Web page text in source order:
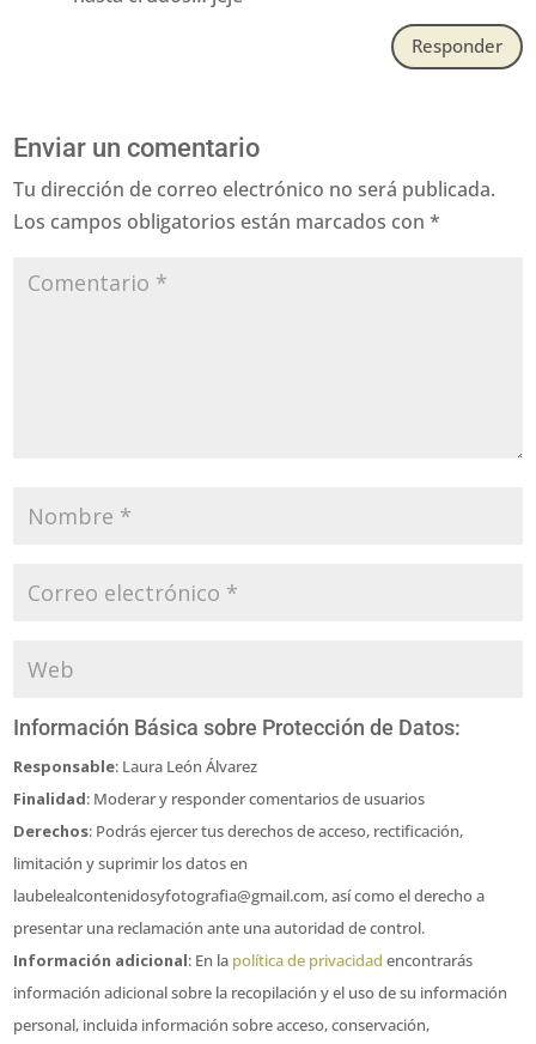
Responder
Enviar un comentario
Tu dirección de correo electrónico no será publicada.
Los campos obligatorios están marcados con*
Información Básica sobre Protección de Datos:
Responsable: Laura León Álvarez
Finalidad: Moderar y responder comentarios de usuarios
Derechos: Podrás ejercer tus derechos de acceso, rectificación,
limitación y suprimir los datos en
laubelealcontenidosyfotografia@gmail.com, así como el derecho a
presentar una reclamación ante una autoridad de control.
Información adicional: En la política de privacidad encontrarás
información adicional sobre la recopilación y el uso de su información
personal, incluida información sobre acceso, conservación,